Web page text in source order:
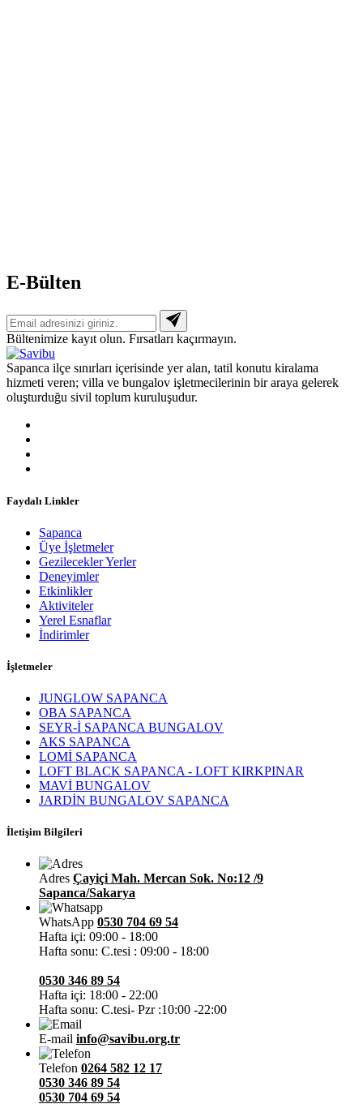
E-Bülten
Bültenimize kayıt olun. Fırsatları kaçırmayın.
Sapanca ilçe sınırları içerisinde yer alan, tatil konutu kiralama
hizmeti veren; villa ve bungalov işletmecilerinin bir araya gelerek
oluşturduğu sivil toplum kuruluşudur.
Faydalı Linkler
Sapanca
Üye İşletmeler
Gezilecekler Yerler
Deneyimler
Etkinlikler
Aktiviteler
Yerel Esnaflar
İndirimler
İşletmeler
JUNGLOW SAPANCA
OBA SAPANCA
SEYR-İ SAPANCA BUNGALOV
AKS SAPANCA
LOMİ SAPANCA
LOFT BLACK SAPANCA - LOFT KIRKPINAR
MAVİ BUNGALOV
JARDİN BUNGALOV SAPANCA
İletişim Bilgileri
Adres Çayiçi Mah. Mercan Sok. No:12 /9
Sapanca/Sakarya
WhatsApp 0530 704 69 54
Hafta içi: 09:00 - 18:00
Hafta sonu: C.tesi : 09:00 - 18:00
0530 346 89 54
Hafta içi: 18:00 - 22:00
Hafta sonu: C.tesi- Pzr :10:00 -22:00
E-mail info@savibu.org.tr
Telefon 0264 582 12 17
0530 346 89 54
0530 704 69 54